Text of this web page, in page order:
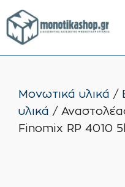
Μετάβαση
σε
περιεχόμενο
Μονωτικά υλικά /
υλικά /
Finomix RP 4010